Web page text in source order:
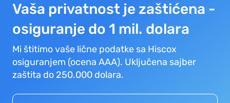
Vaša privatnost je zaštićena -
osiguranje do 1 mil. dolara
Mi štitimo vaše lične podatke sa Hiscox
osiguranjem (ocena AAA). Uključena sajber
zaštita do 250.000 dolara.